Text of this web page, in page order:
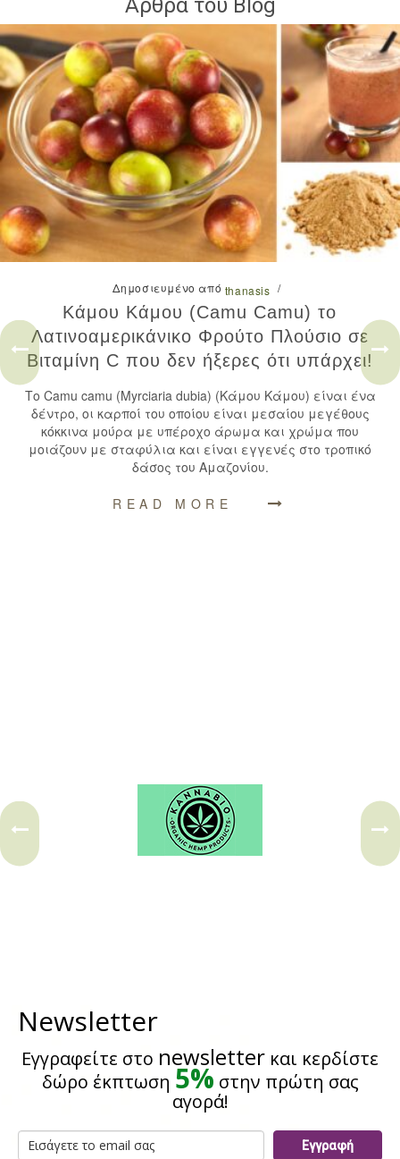
Άρθρα του Blog
Δημοσιευμένο από thanasis /
Κάμου Κάμου (Camu Camu) το
Λατινοαμερικάνικο Φρούτο Πλούσιο σε
Βιταμίνη C που δεν ήξερες ότι υπάρχει!
Το Camu camu (Myrciaria dubia) (Κάμου Κάμου) είναι ένα
δέντρο, οι καρποί του οποίου είναι μεσαίου μεγέθους
κόκκινα μούρα με υπέροχο άρωμα και χρώμα που
μοιάζουν με σταφύλια και είναι εγγενές στο τροπικό
δάσος του Αμαζονίου.
READ MORE
Newsletter
Εγγραφείτε στο newsletter και κερδίστε
δώρο έκπτωση 5% στην πρώτη σας
αγορά!
Εγγραφή